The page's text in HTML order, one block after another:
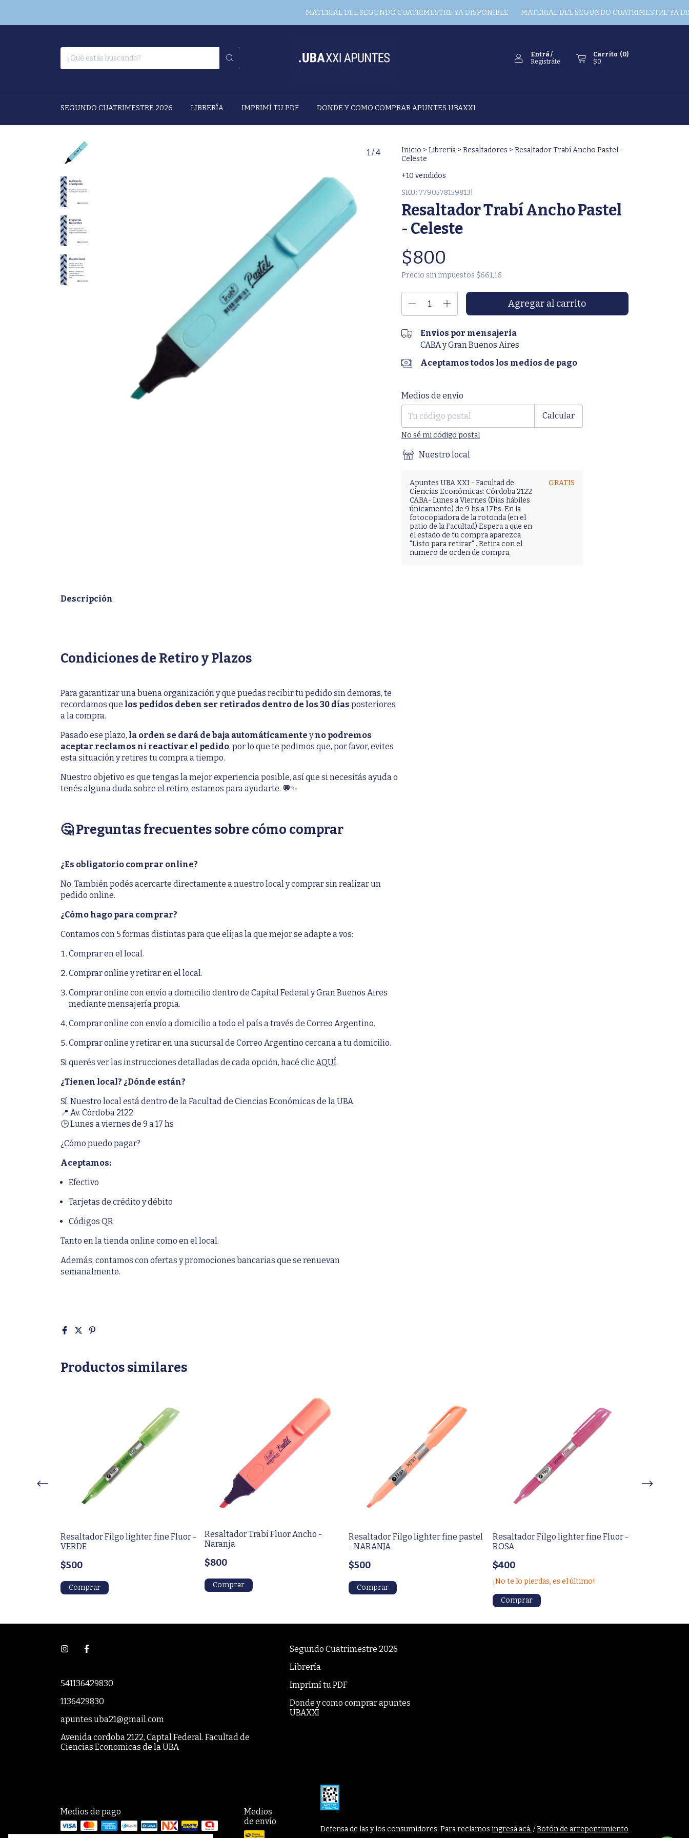
MATERIAL DEL SEGUNDO CUATRIMESTRE YA DISPONIBLE MATERIAL DEL SEGUNDO CUATRIMESTRE YA
Entrá /
Registráte
Carrito (0)
$0
SEGUNDO CUATRIMESTRE 2026 LIBRERÍA IMPRIMÍ TU PDF DONDE Y COMO COMPRAR APUNTES UBAXXI
1/4 Inicio > Librería > Resaltadores > Resaltador Trabí Ancho Pastel -
Celeste
+10 vendidos
SKU: 7790578159813|
Resaltador Trabí Ancho Pastel
- Celeste
$800
Precio sin impuestos $661,16
Envios por mensajeria
CABA y Gran Buenos Aires
Aceptamos todos los medios de pago
Entregas para el CP:
Medios de envío
Calcular
No sé mi código postal
Nuestro local
Apuntes UBA XXI - Facultad de
Ciencias Económicas: Córdoba 2122
CABA- Lunes a Viernes (Días hábiles
únicamente) de 9 hs a 17hs. En la
fotocopiadora de la rotonda (en el
patio de la Facultad) Espera a que en
el estado de tu compra aparezca
"Listo para retirar" . Retira con el
numero de orden de compra.
GRATIS
Descripción
Condiciones de Retiro y Plazos
Para garantizar una buena organización y que puedas recibir tu pedido sin demoras, te
recordamos que los pedidos deben ser retirados dentro de los 30 días posteriores
a la compra.
Pasado ese plazo, la orden se dará de baja automáticamente yno podremos
aceptar reclamos ni reactivar el pedido, por lo que te pedimos que, por favor, evites
esta situación y retires tu compra a tiempo.
Nuestro objetivo es que tengas la mejor experiencia posible, así que si necesitás ayuda o
tenés alguna duda sobre el retiro, estamos para ayudarte. 💬✨
🤔 Preguntas frecuentes sobre cómo comprar
¿Es obligatorio comprar online?
No. También podés acercarte directamente a nuestro local y comprar sin realizar un
pedido online.
¿Cómo hago para comprar?
Contamos con 5 formas distintas para que elijas la que mejor se adapte a vos:
Comprar en el local.
Comprar online y retirar en el local.
Comprar online con envío a domicilio dentro de Capital Federal y Gran Buenos Aires
mediante mensajería propia.
Comprar online con envío a domicilio a todo el país a través de Correo Argentino.
Comprar online y retirar en una sucursal de Correo Argentino cercana a tu domicilio.
Si querés ver las instrucciones detalladas de cada opción, hacé clic AQUÍ.
¿Tienen local? ¿Dónde están?
Sí. Nuestro local está dentro de la Facultad de Ciencias Económicas de la UBA.
📍 Av. Córdoba 2122
🕒 Lunes a viernes de 9 a 17 hs
¿Cómo puedo pagar?
Aceptamos:
Efectivo
Tarjetas de crédito y débito
Códigos QR
Tanto en la tienda online como en el local.
Además, contamos con ofertas y promociones bancarias que se renuevan
semanalmente.
Productos similares
Resaltador Filgo lighter fine Fluor -
VERDE
$500
Resaltador Trabí Fluor Ancho -
Naranja
$800
Resaltador Filgo lighter fine pastel
- NARANJA
$500
Resaltador Filgo lighter fine Fluor -
ROSA
$400
¡No te lo pierdas, es el último!
541136429830
1136429830
apuntes.uba21@gmail.com
Avenida cordoba 2122, Captal Federal. Facultad de
Ciencias Economicas de la UBA
Segundo Cuatrimestre 2026
Librería
ImprImí tu PDF
Donde y como comprar apuntes
UBAXXI
Medios de pago
Medios
de envío
Defensa de las y los consumidores. Para reclamos ingresá acá. /Botón de arrepentimiento